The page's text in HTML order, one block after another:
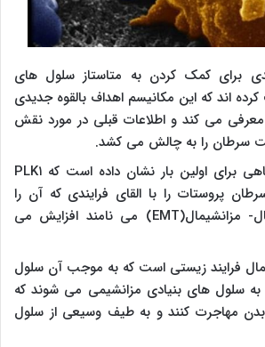
برای کمک کردن به متاستاز سلول های
اند که این مکانیسم اهداف بالقوه جدیدی
می کند و اطلاعات قبلی در مورد نقش
مطالعات پیش درمانگاهی برای اولین بار نشان داده است که PLK۱
پروستات را با القای فرایندی که آن را
اصطلاحا گذار اپی تلیال- مزانشیمال(EMT) می نامند افزایش می
فرایند زیستی است که به موجب آن سلول
به سلول های بنیادی مزانشیمی می شوند که
بدن مهاجرت کنند و به طیف وسیعی از سلول